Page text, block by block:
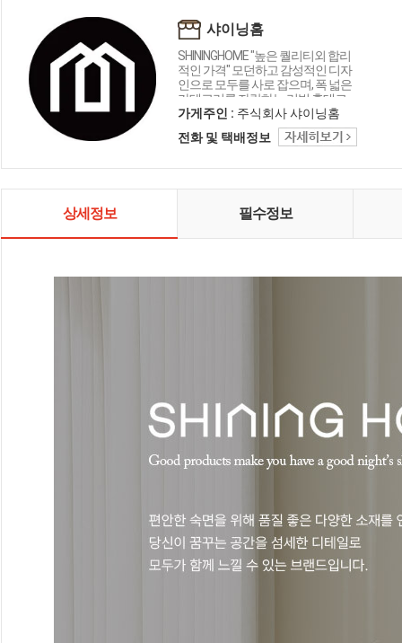
샤이닝홈
SHININGHOME "높은 퀄리티외 합리
적인 가격" 모던하고 감성적인 디자
인으로 모두를 사로 잡으며, 폭 넓은
카테고리를 자랑하는 리빙 홈데코
인테리어 샤이닝홈입니다.
가게주인 : 주식회사 샤이닝홈
전화 및 택배정보
상세정보 필수정보